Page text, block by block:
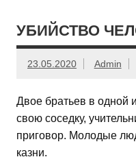
УБИЙСТВО
23.05.2020 Admin
Двое братьев в одной
свою соседку,
приговор. Молодые
казни.